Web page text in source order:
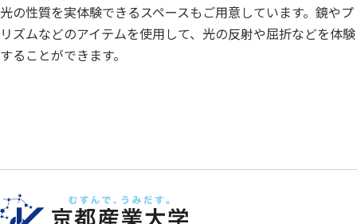
光の性質を実体験できるスペースもご用意しています。鏡やプ
リズムなどのアイテムを使用して、光の反射や屈折などを体験
することができます。